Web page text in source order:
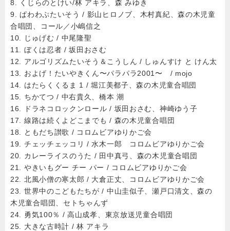
8. くじらのとけい/林 アキラ、森 みゆき
9. ぱわわぷたいそう / 影山ヒロノブ、木村真紀、森の木児童
合唱団、コール／小嶋信之
10. じゅげむ / 中尾隆聖
11. ぼくは忍者 / 坂田おさむ
12. アルゴリズムたいそう＆こうしん / しゅんすけ と けん太
13. およげ！たいやきくん〜パラパラ2001〜 / mojo
14. はたらくくるま 1 / 堀江美都子、森の木児童合唱団
15. ちかてつ / 中右貴久、橋本 潮
16. ドラネコロックンロール / 坂田おさむ、神崎ゆう子
17. 線路は続くよどこまでも / 森の木児童合唱団
18. ともだち讃歌 / コロムビアゆりかご会
19. チェッチェッコリ / 水木一郎 コロムビアゆりかご会
20. カレーライスのうた / 田中真弓、森の木児童合唱団
21. やきいもグー チー パー / コロムビアゆりかご会
22. 北風小僧の寒太郎 / 大倉正丈、コロムビアゆりかご会
23. 世界中のこどもたちが / 中山圭似子、瀬戸口清文、森の
木児童合唱団、セトちゃんず
24. 勇気100％ / 高山成孝、東京放送児童合唱団
25. 大きな古時計 / 林 アキラ